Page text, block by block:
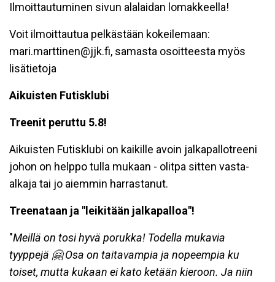
Ilmoittautuminen sivun alalaidan lomakkeella!
Voit ilmoittautua pelkästään kokeilemaan:
mari.marttinen@jjk.fi, samasta osoitteesta myös
lisätietoja
Aikuisten Futisklubi
Treenit peruttu 5.8!
Aikuisten Futisklubi on kaikille avoin jalkapallotreeni
johon on helppo tulla mukaan - olitpa sitten vasta-
alkaja tai jo aiemmin harrastanut.
Treenataan ja "leikitään jalkapalloa"!
"Meillä on tosi hyvä porukka! Todella mukavia
tyyppejä 🤗 Osa on taitavampia ja nopeempia ku
toiset, mutta kukaan ei kato ketään kieroon. Ja niin